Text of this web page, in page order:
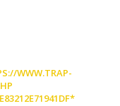
WWW.TRAP-